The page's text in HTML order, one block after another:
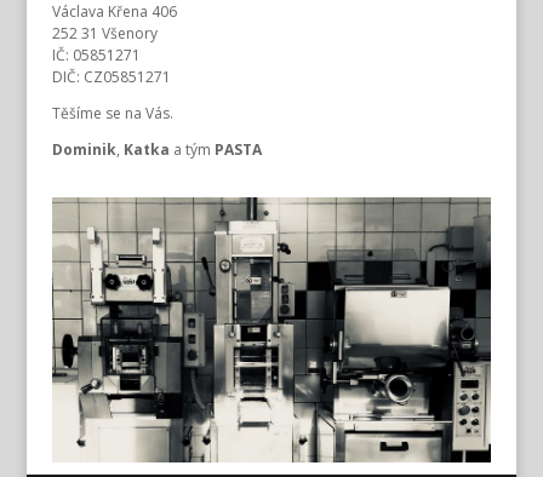
Václava Křena 406
252 31 Všenory
IČ: 05851271
DIČ: CZ05851271
Těšíme se na Vás.
Dominik, Katka a tým PASTA